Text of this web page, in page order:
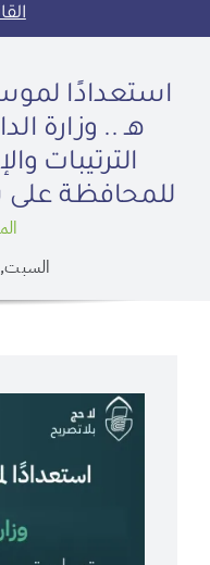
هـ .. وزارة
الترتيبات
للمحافظة
السبت, 12 أبريل, 2025